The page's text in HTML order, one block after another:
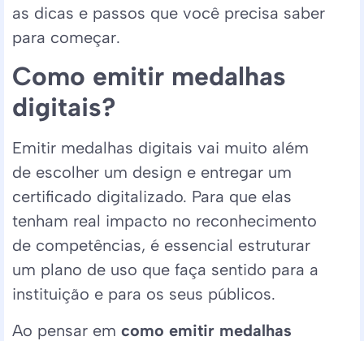
as dicas e passos que você precisa saber
para começar.
Como emitir medalhas
digitais?
Emitir medalhas digitais vai muito além
de escolher um design e entregar um
certificado digitalizado. Para que elas
tenham real impacto no reconhecimento
de competências, é essencial estruturar
um plano de uso que faça sentido para a
instituição e para os seus públicos.
Ao pensar em como emitir medalhas